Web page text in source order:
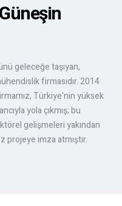
geleceğe taşıyan,
firmasıdır. 2014
Türkiye'nin yüksek
yola çıkmış; bu
gelişmeleri yakından
projeye imza atmıştır.